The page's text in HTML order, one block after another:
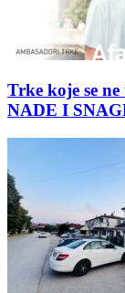
Trke koje se
NADE I